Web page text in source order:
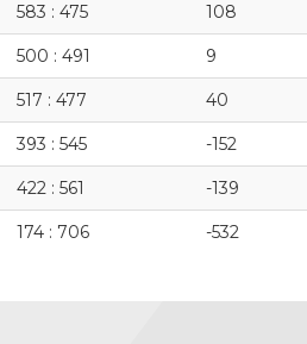
583 : 475 108
500 : 491 9
517 : 477 40
393 : 545 -152
422 : 561 -139
174 : 706 -532